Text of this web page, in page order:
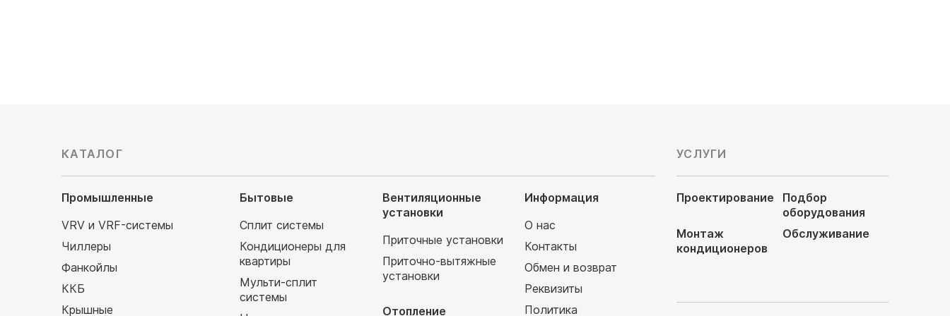
КАТАЛОГ
Промышленные
VRV и VRF-системы
Чиллеры
Фанкойлы
ККБ
Крышные
Бытовые
Сплит системы
Кондиционеры для
квартиры
Мульти-сплит
системы
Вентиляционные
установки
Приточные установки
Приточно-вытяжные
установки
Отопление
Информация
О нас
Контакты
Обмен и возврат
Реквизиты
Политика
УСЛУГИ
Проектирование
Подбор
оборудования
Монтаж
кондиционеров
Обслуживание